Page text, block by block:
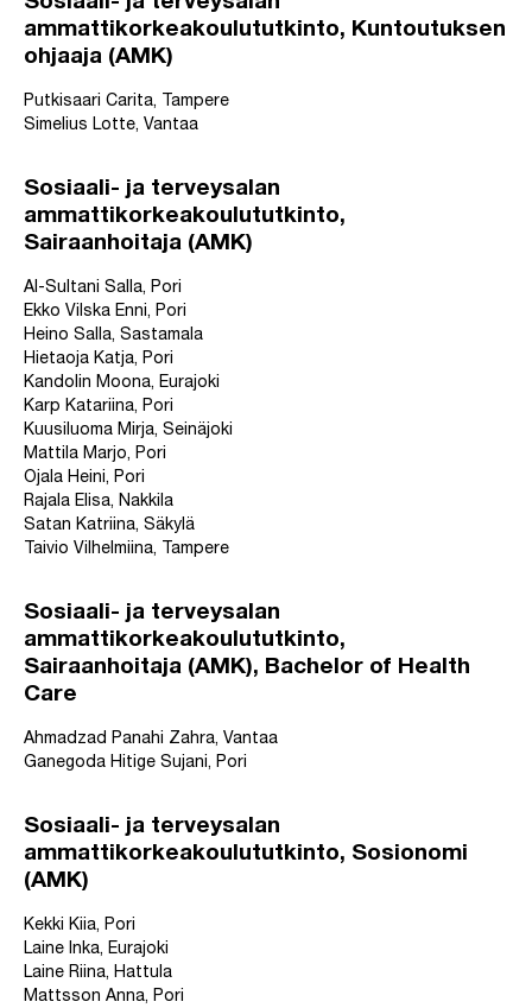
ammattikorkeakoulututkinto, Kuntoutuksen
ohjaaja (AMK)
Putkisaari Carita, Tampere
Simelius Lotte, Vantaa
Sosiaali- ja terveysalan
ammattikorkeakoulututkinto,
Sairaanhoitaja (AMK)
Al-Sultani Salla, Pori
Ekko Vilska Enni, Pori
Heino Salla, Sastamala
Hietaoja Katja, Pori
Kandolin Moona, Eurajoki
Karp Katariina, Pori
Kuusiluoma Mirja, Seinäjoki
Mattila Marjo, Pori
Ojala Heini, Pori
Rajala Elisa, Nakkila
Satan Katriina, Säkylä
Taivio Vilhelmiina, Tampere
Sosiaali- ja terveysalan
ammattikorkeakoulututkinto,
Sairaanhoitaja (AMK), Bachelor of Health
Care
Ahmadzad Panahi Zahra, Vantaa
Ganegoda Hitige Sujani, Pori
Sosiaali- ja terveysalan
ammattikorkeakoulututkinto, Sosionomi
(AMK)
Kekki Kiia, Pori
Laine Inka, Eurajoki
Laine Riina, Hattula
Mattsson Anna, Pori